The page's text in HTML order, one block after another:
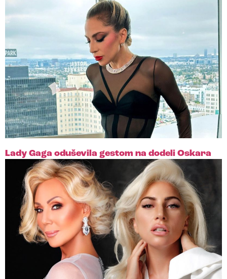
Lady Gaga oduševila gestom na dodeli Oskara